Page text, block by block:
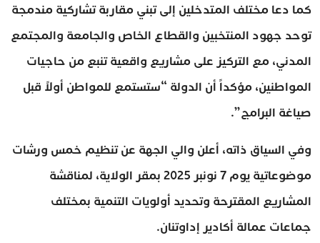
كما دعا مختلف المتدخلين إلى تبني مقاربة تشاركية مندمجة
توحد جهود المنتخبين والقطاع الخاص والجامعة والمجتمع
المدني، مع التركيز على مشاريع واقعية تنبع من حاجيات
المواطنين، مؤكداً أن الدولة “ستستمع للمواطن أولاً قبل
صياغة البرامج”.
وفي السياق ذاته، أعلن والي الجهة عن تنظيم خمس ورشات
موضوعاتية يوم 7 نونبر 2025 بمقر الولاية، لمناقشة
المشاريع المقترحة وتحديد أولويات التنمية بمختلف
جماعات عمالة أكادير إداوتنان.